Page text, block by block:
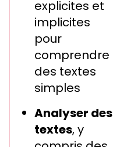
explicites et
implicites
pour
comprendre
des textes
simples
Analyser des
textes, y